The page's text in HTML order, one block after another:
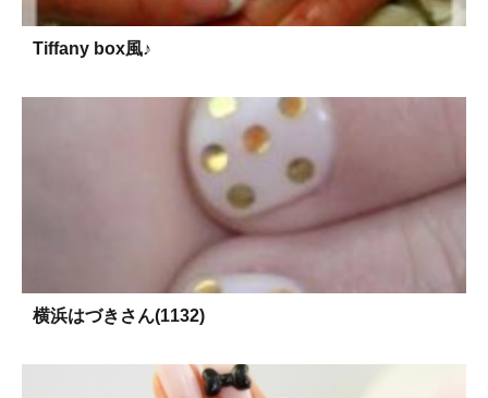
Tiffany box風♪
横浜はづきさん(1132)